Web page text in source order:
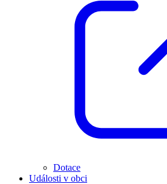
Dotace
Události v obci